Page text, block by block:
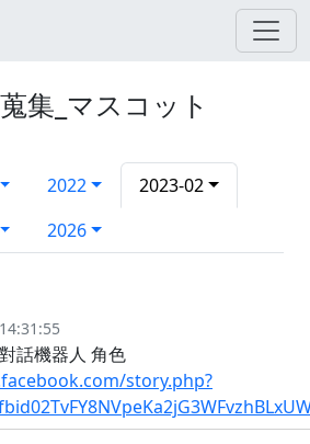
集_マスコット
2022
2023-02
2026
14:31:55
話機器人 角色
story.php?